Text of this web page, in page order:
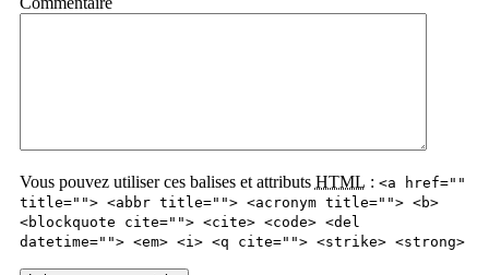
Vous pouvez utiliser ces balises et attributs HTML : <a href=""
title=""> <abbr title=""> <acronym title=""> <b>
<blockquote cite=""> <cite> <code> <del
datetime=""> <em> <i> <q cite=""> <strike> <strong>